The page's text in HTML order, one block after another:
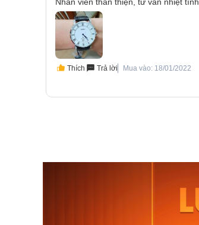
Thích Trả lời Mua vào: 18/01/2022